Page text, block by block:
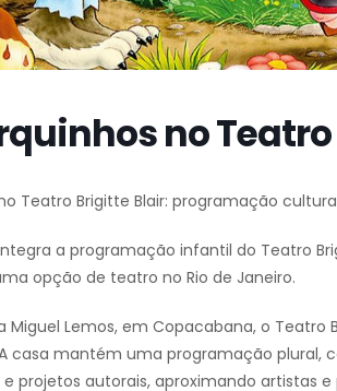
no
Teatro Brigitte Blair: programação
a programação infantil do Teatro
opção de teatro no Rio de Janeiro.
Miguel Lemos, em Copacabana, o
casa mantém uma programação plural,
projetos autorais, aproximando artistas